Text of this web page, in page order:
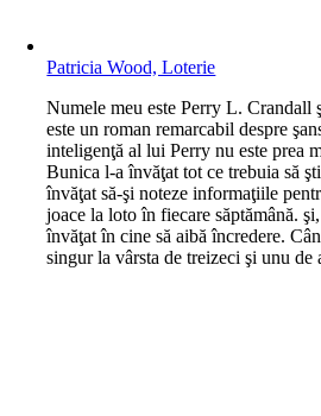
Patricia Wood, Loterie
Numele meu este Perry L. Crandall
este un roman remarcabil despre
inteligenţă al lui Perry nu este prea
Bunica l-a învăţat tot ce trebuia să
învăţat să-şi noteze informaţiile
joace la loto în fiecare săptămână.
învăţat în cine să aibă încredere.
singur la vârsta de treizeci şi unu de